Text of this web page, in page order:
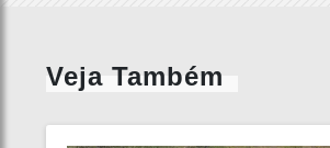
Veja Também